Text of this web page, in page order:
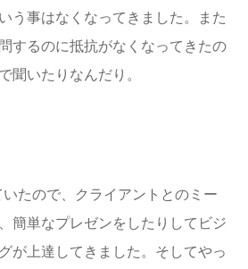
う事はなくなってきました。また
するのに抵抗がなくなってきたの
聞いたりなんだり。
たので、クライアントとのミー
簡単なプレゼンをしたりしてビジ
が上達してきました。そしてやっ